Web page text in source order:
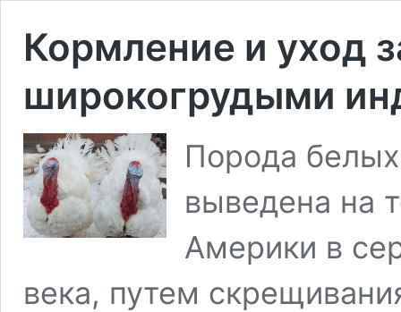
Кормление и уход
широкогрудыми
Порода
выведена на
Америки в
века, путем